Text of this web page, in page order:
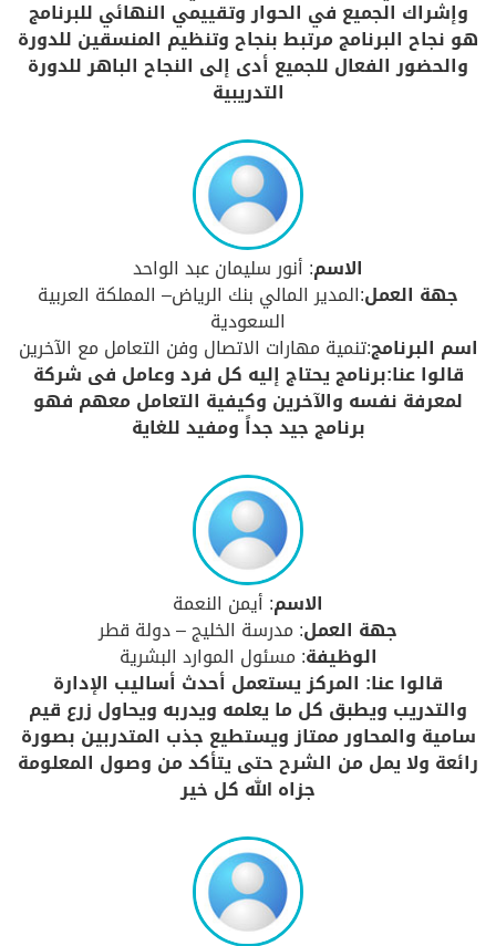
وإشراك الجميع في الحوار وتقييمي النهائي للبرنامج
هو نجاح البرنامج مرتبط بنجاح وتنظيم المنسقين للدورة
والحضور الفعال للجميع أدى إلى النجاح الباهر للدورة
التدريبية
الاسم: أنور سليمان عبد الواحد
جهة العمل:المدير المالي بنك الرياض– المملكة العربية
السعودية
اسم البرنامج:تنمية مهارات الاتصال وفن التعامل مع الآخرين
قالوا عنا:برنامج يحتاج إليه كل فرد وعامل فى شركة
لمعرفة نفسه والآخرين وكيفية التعامل معهم فهو
برنامج جيد جداً ومفيد للغاية
الاسم: أيمن النعمة
جهة العمل: مدرسة الخليج – دولة قطر
الوظيفة: مسئول الموارد البشرية
قالوا عنا: المركز يستعمل أحدث أساليب الإدارة
والتدريب ويطبق كل ما يعلمه ويدربه ويحاول زرع قيم
سامية والمحاور ممتاز ويستطيع جذب المتدربين بصورة
رائعة ولا يمل من الشرح حتى يتأكد من وصول المعلومة
جزاه الله كل خير